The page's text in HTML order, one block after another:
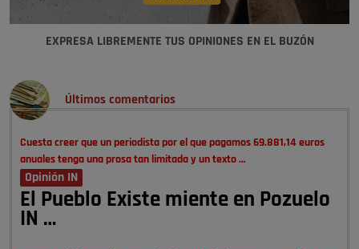
EXPRESA LIBREMENTE TUS OPINIONES EN EL BUZÓN
Últimos comentarios
Cuesta creer que un periodista por el que pagamos 69.881,14 euros
anuales tenga una prosa tan limitada y un texto …
Opinión IN
El Pueblo Existe miente en Pozuelo
IN …